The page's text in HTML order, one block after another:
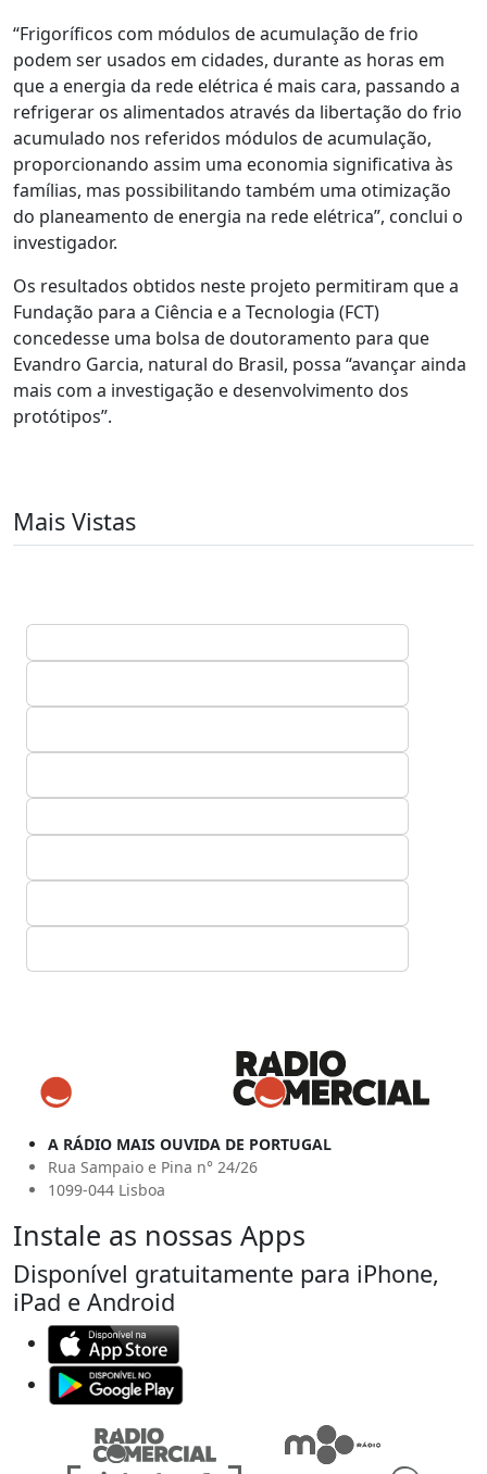
“Frigoríficos com módulos de acumulação de frio
podem ser usados em cidades, durante as horas em
que a energia da rede elétrica é mais cara, passando a
refrigerar os alimentados através da libertação do frio
acumulado nos referidos módulos de acumulação,
proporcionando assim uma economia significativa às
famílias, mas possibilitando também uma otimização
do planeamento de energia na rede elétrica”, conclui o
investigador.
Os resultados obtidos neste projeto permitiram que a
Fundação para a Ciência e a Tecnologia (FCT)
concedesse uma bolsa de doutoramento para que
Evandro Garcia, natural do Brasil, possa “avançar ainda
mais com a investigação e desenvolvimento dos
protótipos”.
Mais Vistas
A RÁDIO MAIS OUVIDA DE PORTUGAL
Rua Sampaio e Pina n° 24/26
1099-044 Lisboa
Instale as nossas Apps
Disponível gratuitamente para iPhone,
iPad e Android